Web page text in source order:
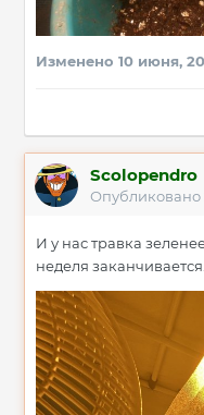
Изменено 10 июня,
Scolopendro
Опубликовано
И у нас травка
неделя заканчивается.